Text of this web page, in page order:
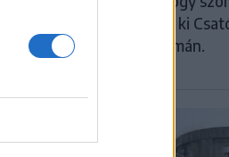
súlyos konfliktus alakult ki
elsőbbségadási vita nyomán.